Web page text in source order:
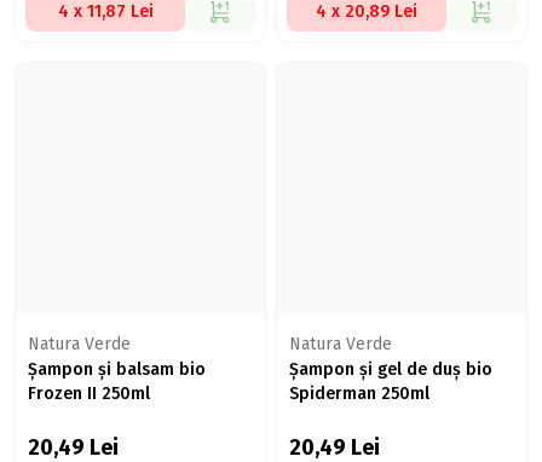
4 x 11,87 Lei 4 x 20,89 Lei
Natura Verde
Șampon și balsam bio
Frozen II 250ml
20,49 Lei
Natura Verde
Șampon și gel de duș bio
Spiderman 250ml
20,49 Lei